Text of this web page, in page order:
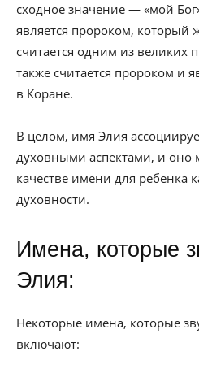
сходное значение — «мой
является пророком, который
считается одним из великих
также считается пророком и
в Коране.
В целом, имя Элия
духовными аспектами, и оно
качестве имени для ребенка
духовности.
Имена, которые
Элия:
Некоторые имена, которые
включают: